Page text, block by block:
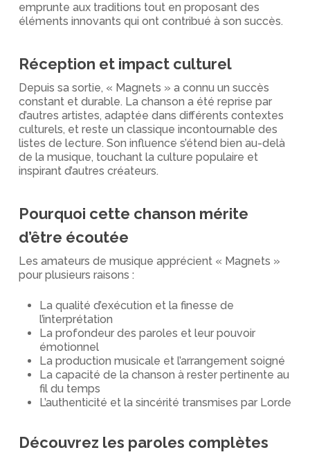
emprunte aux traditions tout en proposant des
éléments innovants qui ont contribué à son succès.
Réception et impact culturel
Depuis sa sortie, « Magnets » a connu un succès
constant et durable. La chanson a été reprise par
d’autres artistes, adaptée dans différents contextes
culturels, et reste un classique incontournable des
listes de lecture. Son influence s’étend bien au-delà
de la musique, touchant la culture populaire et
inspirant d’autres créateurs.
Pourquoi cette chanson mérite
d’être écoutée
Les amateurs de musique apprécient « Magnets »
pour plusieurs raisons :
La qualité d’exécution et la finesse de
l’interprétation
La profondeur des paroles et leur pouvoir
émotionnel
La production musicale et l’arrangement soigné
La capacité de la chanson à rester pertinente au
fil du temps
L’authenticité et la sincérité transmises par Lorde
Découvrez les paroles complètes